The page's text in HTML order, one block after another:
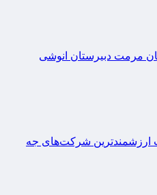
مرمت دبیرستان انوشی
ارزشمندترین شرکت‌های جه